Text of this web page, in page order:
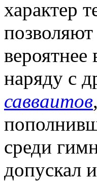
характер
наряду с
савваитов
среди
допускал